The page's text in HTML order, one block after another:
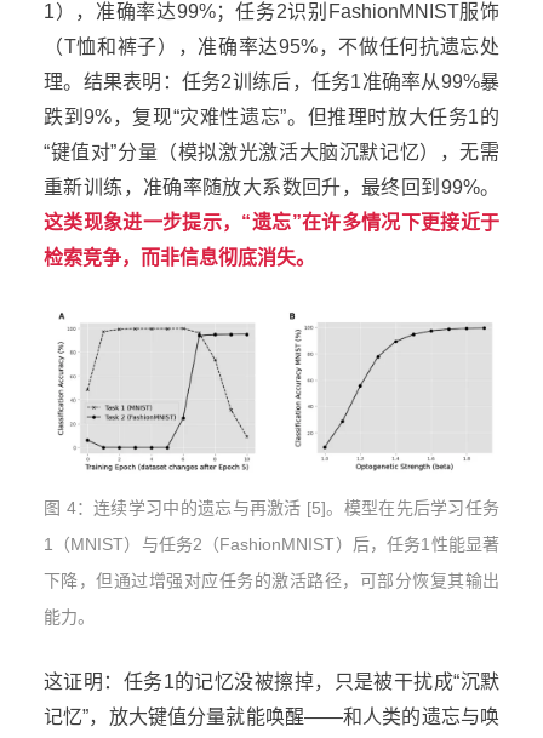
1），准确率达99%；任务2识别FashionMNIST服饰
（T恤和裤子），准确率达95%，不做任何抗遗忘处
理。结果表明：任务2训练后，任务1准确率从99%暴
跌到9%，复现“灾难性遗忘”。但推理时放大任务1的
“键值对”分量（模拟激光激活大脑沉默记忆），无需
重新训练，准确率随放大系数回升，最终回到99%。
这类现象进一步提示，“遗忘”在许多情况下更接近于
检索竞争，而非信息彻底消失。
图 4：连续学习中的遗忘与再激活 [5]。模型在先后学习任务
1（MNIST）与任务2（FashionMNIST）后，任务1性能显著
下降，但通过增强对应任务的激活路径，可部分恢复其输出
能力。
这证明：任务1的记忆没被擦掉，只是被干扰成“沉默
记忆”，放大键值分量就能唤醒——和人类的遗忘与唤